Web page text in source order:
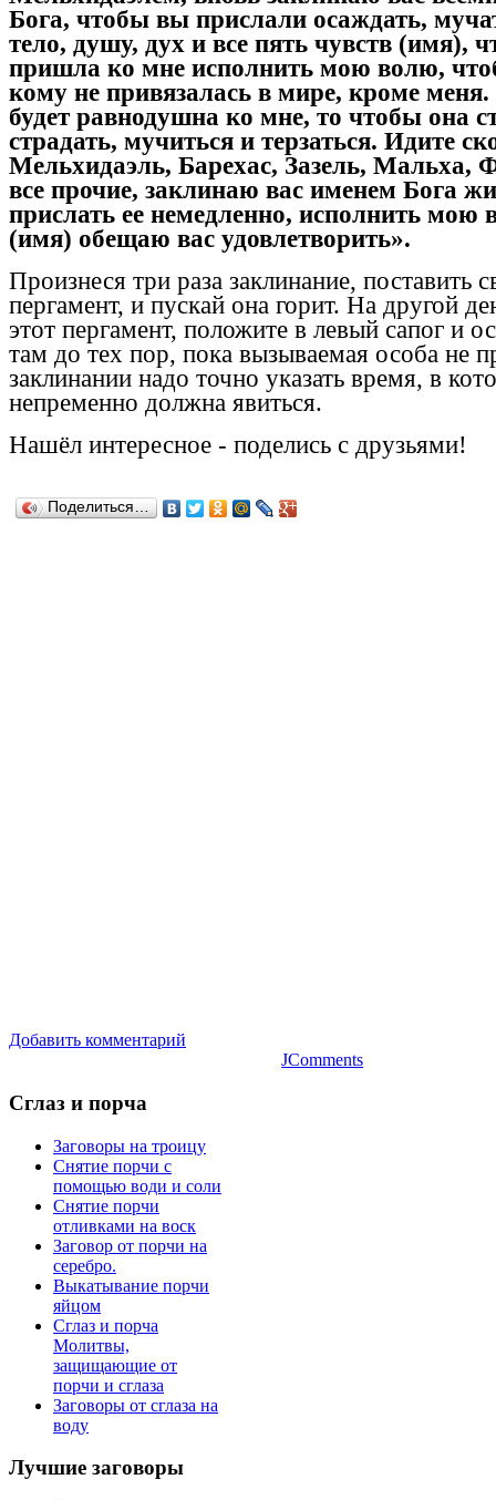
Бога, чтобы вы прислали осаждать,
тело, душу, дух и все пять чувств (имя),
пришла ко мне исполнить мою волю,
кому не привязалась в мире, кроме
будет равнодушна ко мне, то чтобы она
страдать, мучиться и терзаться. Идите
Мельхидаэль, Барехас, Зазель, Мальха,
все прочие, заклинаю вас именем Бога
прислать ее немедленно, исполнить мою
(имя) обещаю вас удовлетворить».
Произнеся три раза заклинание, поставить
пергамент, и пускай она горит. На другой
этот пергамент, положите в левый сапог и
там до тех пор, пока вызываемая особа не
заклинании надо точно указать время, в
непременно должна явиться.
Нашёл интересное - поделись с друзьями!
Поделиться…
Добавить комментарий
JComments
Сглаз и порча
Заговоры на троицу
Снятие порчи с
помощью води и соли
Снятие порчи
отливками на воск
Заговор от порчи на
серебро.
Выкатывание порчи
яйцом
Сглаз и порча
Молитвы,
защищающие от
порчи и сглаза
Заговоры от сглаза на
воду
Лучшие заговоры